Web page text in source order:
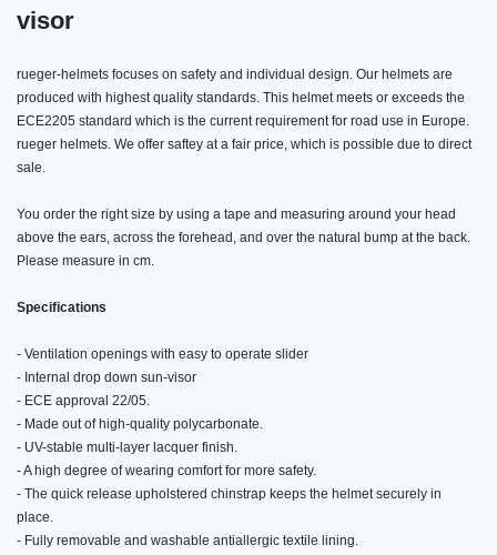
visor
rueger-helmets focuses on safety and individual design. Our helmets are
produced with highest quality standards. This helmet meets or exceeds the
ECE2205 standard which is the current requirement for road use in Europe.
rueger helmets. We offer saftey at a fair price, which is possible due to direct
sale.
You order the right size by using a tape and measuring around your head
above the ears, across the forehead, and over the natural bump at the back.
Please measure in cm.
Specifications
- Ventilation openings with easy to operate slider
- Internal drop down sun-visor
- ECE approval 22/05.
- Made out of high-quality polycarbonate.
- UV-stable multi-layer lacquer finish.
- A high degree of wearing comfort for more safety.
- The quick release upholstered chinstrap keeps the helmet securely in
place.
- Fully removable and washable antiallergic textile lining.